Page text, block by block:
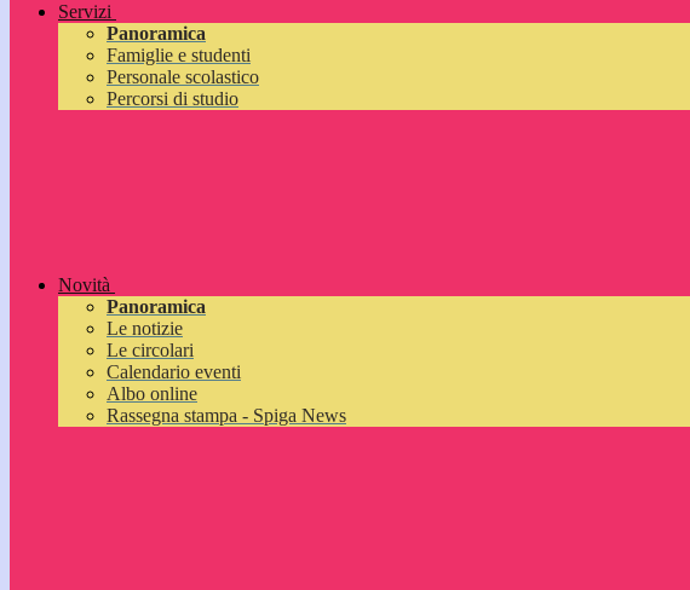
Servizi
Panoramica
Famiglie e studenti
Personale scolastico
Percorsi di studio
Novità
Panoramica
Le notizie
Le circolari
Calendario eventi
Albo online
Rassegna stampa - Spiga News